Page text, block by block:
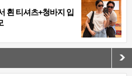
흰 티셔츠+청바지 입